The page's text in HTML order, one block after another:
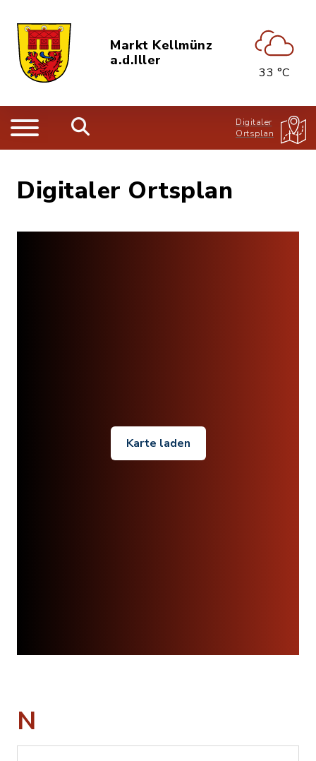
Markt Kellmünz
a.d.Iller
33 °C
Digitaler
Ortsplan
Digitaler Ortsplan
Karte laden
N